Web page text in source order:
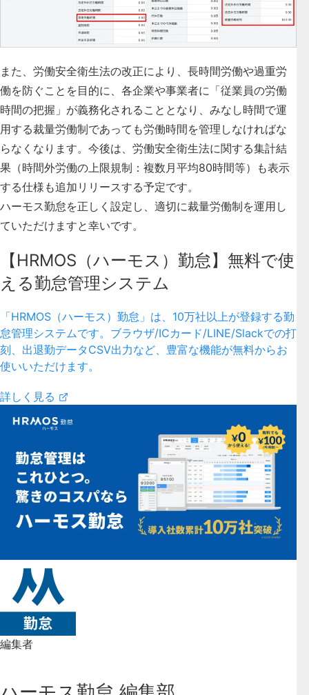
また、労働安全衛生法の改正により、長時間労働や過重労
働を防ぐことを目的に、各企業や事業者に「従業員の労働
時間の把握」が義務化されることとなり、みなし時間で運
用する裁量労働制であっても労働時間を管理しなければな
らなくなります。今後は、労働安全衛生法に関する集計結
果（時間外労働の上限規制：複数月平均80時間等）も表示
する仕様も追加リリースする予定です。
ハーモス勤怠を正しく設定し、適切に裁量労働制を運用し
ていただけますと幸いです。
【HRMOS（ハーモス）勤怠】無料で使
える勤怠管理システム
「HRMOS（ハーモス）勤怠」は、10万社以上が登録する勤
怠管理システムです。ブラウザ/ICカード/LINE/Slackでの打
刻、出退勤データCSV出力など、豊富な機能が無料からお
使いいただけます。
詳しく見る
編集者